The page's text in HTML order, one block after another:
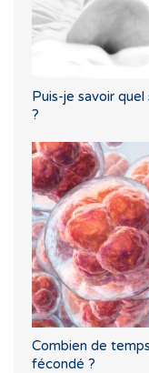
Puis-je savoir
?
Combien de
fécondé ?